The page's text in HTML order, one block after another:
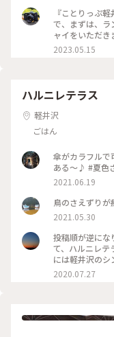
『ことりっぷ軽井沢 13』 軽井沢
で、まずは、
ャイをいただきました🥰(
ソフトクリー
さんで販売して
たです🥰🥰 【和泉屋 傳兵衛】さんと、 【丸山珈琲】さんで
お土産を買って、 帰宅しま
て、 食べて飲んての旅でし
っぷ軽井沢#ラ
影
2023.05.15
ハルニレテラス
軽井沢
ごはん
傘がカラフル
ある〜
2021.06.19
鳥のさえずりが
2021.05.30
投稿順が逆にな
て、ハルニレテ
には軽井沢の
モグモグタイム
｢野鳥の森｣
が出来ました🤣 #わたしの旅#涼しげスイーツ #ことりっぷ軽
2020.07.27